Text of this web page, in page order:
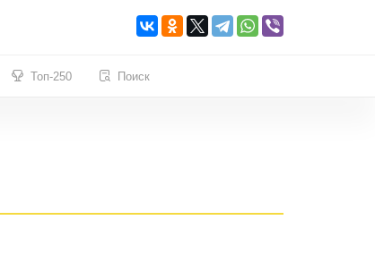
Топ-250 Поиск